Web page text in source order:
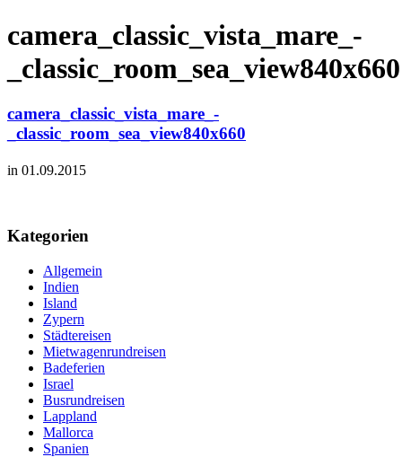
camera_classic_vista_mare_-
_classic_room_sea_view840x660
camera_classic_vista_mare_-
_classic_room_sea_view840x660
in 01.09.2015
Kategorien
Allgemein
Indien
Island
Zypern
Städtereisen
Mietwagenrundreisen
Badeferien
Israel
Busrundreisen
Lappland
Mallorca
Spanien